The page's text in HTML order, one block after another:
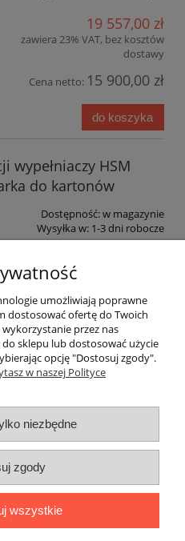
19 557,00 zł
zawiera 23% VAT, bez kosztów
dostawy
Cena netto: 15 900,00 zł
do koszyka
wypełniaczy HSM
do kartonów
Dostępność:w magazynie
Wysyłka w: 1-3 dni robocze
zawiera 23% VAT, bez kosztów
Cena netto:5 500,00 zł
do koszyka
zakupów
konto
o sklepie
dodatkowe
umożliwiają poprawne
dostosować ofertę do Twoich
przez nas
sklepu lub dostosować użycie
opcję "Dostosuj zgody".
w naszej Polityce
niezbędne
zgody
wszystkie